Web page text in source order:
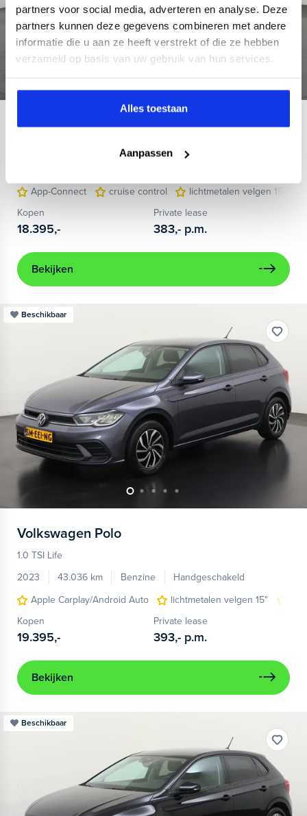
partners voor social media, adverteren en analyse. Deze
partners kunnen deze gegevens combineren met andere
informatie die u aan ze heeft verstrekt of die ze hebben
verzameld op basis van uw gebruik van hun services.
Alles toestaan
Aanpassen
Volkswagen Polo
App-Connect
cruise control
lichtmetalen velgen 15"
Kopen
18.395,-
Private lease
383,- p.m.
Bekijken
Beschikbaar
Volkswagen Polo
1.0 TSI Life
2023
43.036 km Benzine
Handgeschakeld
Apple Carplay/Android Auto
lichtmetalen velgen 15"
Kopen
19.395,-
Private lease
393,- p.m.
Bekijken
Beschikbaar